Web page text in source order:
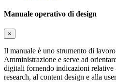
Manuale operativo di design
×
Il manuale è uno strumento di
Amministrazione e serve ad
digitali fornendo indicazioni relative
research, al content design e alla